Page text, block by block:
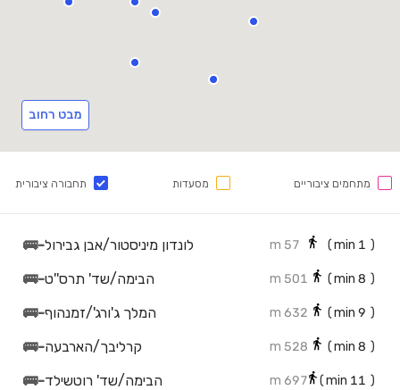
מבט רחוב
מתחמים ציבוריים מסעדות תחבורה ציבורית
(
1
57 m לונדון מיניסטור/אבן גבירול-
🚌
(
8
501 m הבימה/שד' תרס''ט-
🚌
(
9
632 m המלך ג'ורג'/זמנהוף-
🚌
(
8
528 m קרליבך/הארבעה-
🚌
(
11
697 m הבימה/שד' רוטשילד-
🚌